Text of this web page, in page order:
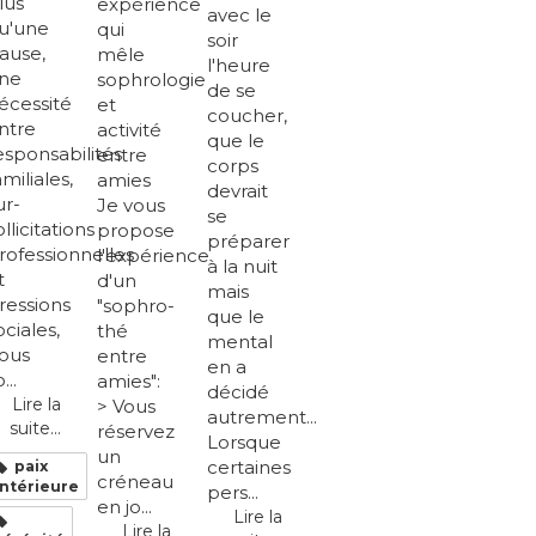
Lire la
suite...
paix
qui
mêle
sophrologie
et
activité
entre
amies
Je vous
propose
l'expérience
d'un
"sophro-
thé
entre
amies":
> Vous
réservez
un
créneau
en jo...
Lire la
avec le
soir
l'heure
de se
coucher,
que le
corps
devrait
se
préparer
à la nuit
mais
que le
mental
en a
décidé
autrement...
Lorsque
certaines
pers...
Lire la